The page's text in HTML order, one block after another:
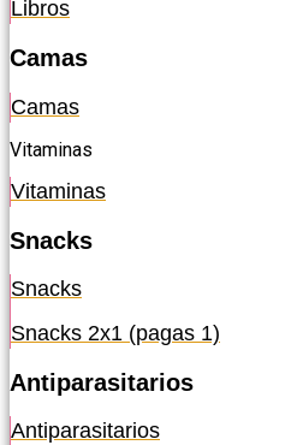
Libros
Camas
Camas
Vitaminas
Vitaminas
Snacks
Snacks
Snacks 2x1 (pagas 1)
Antiparasitarios
Antiparasitarios